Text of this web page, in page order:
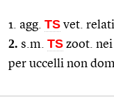
1. agg. TS vet.
2. s.m. TS zoot.
per uccelli non